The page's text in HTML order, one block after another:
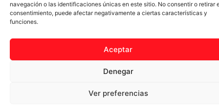
navegación o las identificaciones únicas en este sitio. No consentir o retirar
consentimiento, puede afectar negativamente a ciertas características y
funciones.
Aceptar
Denegar
Ver preferencias
Aviso Legal